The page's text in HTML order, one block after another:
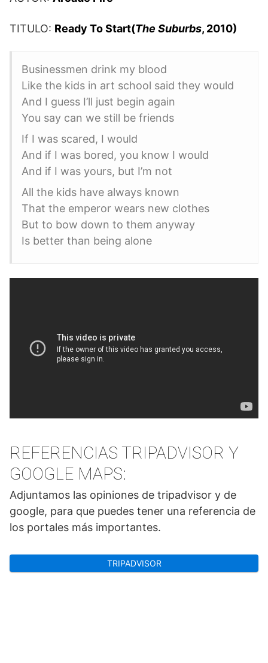
TITULO: Ready To Start(The Suburbs, 2010)
Businessmen drink my blood
Like the kids in art school said they would
And I guess I’ll just begin again
You say can we still be friends
If I was scared, I would
And if I was bored, you know I would
And if I was yours, but I’m not
All the kids have always known
That the emperor wears new clothes
But to bow down to them anyway
Is better than being alone
REFERENCIAS TRIPADVISOR Y
GOOGLE MAPS:
Adjuntamos las opiniones de tripadvisor y de
google, para que puedes tener una referencia de
los portales más importantes.
TRIPADVISOR